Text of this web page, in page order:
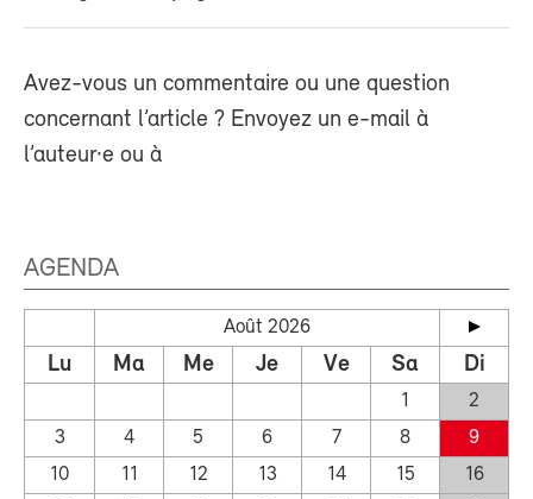
Avez-vous un commentaire ou une question
concernant l’article ? Envoyez un e-mail à
l’auteur·e ou à
AGENDA
Août 2026
Lu Ma Me Je Ve Sa Di
1
2
3
4 5 6 7 8
9
10
11 12 13 14 15
16